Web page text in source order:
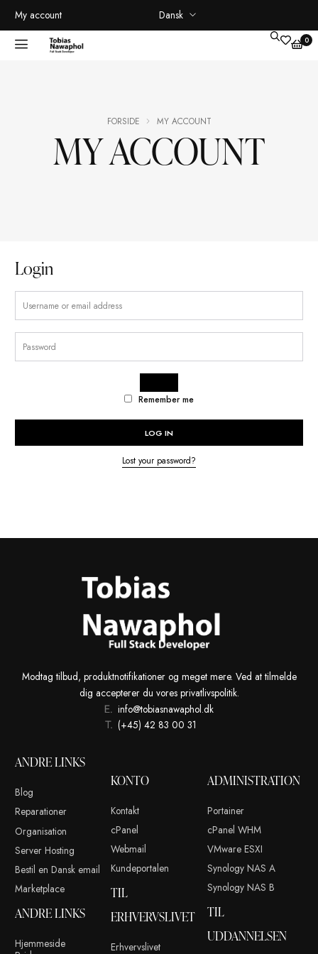
My account Dansk
MY ACCOUNT
FORSIDE MY ACCOUNT
Login
Remember me
Lost your password?
Modtag tilbud, produktnotifikationer og meget mere. Ved at
dig accepterer du vores privatlivspolitik.
info@tobiasnawaphol.dk
(+45) 42 83 00 31
ANDRE LINKS
KONTO